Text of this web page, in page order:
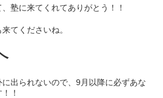
塾に来てくれてありがとう！！
てくださいね。
出られないので、9月以降に必ずあな
！